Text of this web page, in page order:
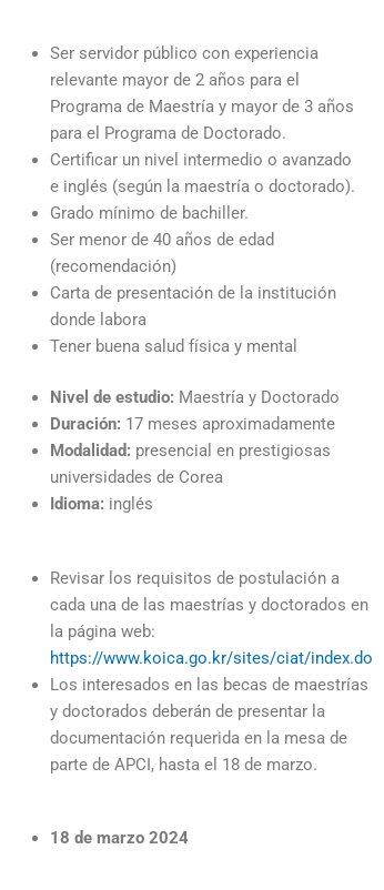
Ser servidor público con experiencia
relevante mayor de 2 años para el
Programa de Maestría y mayor de 3 años
para el Programa de Doctorado.
Certificar un nivel intermedio o avanzado
e inglés (según la maestría o doctorado).
Grado mínimo de bachiller.
Ser menor de 40 años de edad
(recomendación)
Carta de presentación de la institución
donde labora
Tener buena salud física y mental
Nivel de estudio: Maestría y Doctorado
Duración: 17 meses aproximadamente
Modalidad: presencial en prestigiosas
universidades de Corea
Idioma: inglés
Revisar los requisitos de postulación a
cada una de las maestrías y doctorados en
la página web:
https://www.koica.go.kr/sites/ciat/index.do
Los interesados en las becas de maestrías
y doctorados deberán de presentar la
documentación requerida en la mesa de
parte de APCI, hasta el 18 de marzo.
18 de marzo 2024